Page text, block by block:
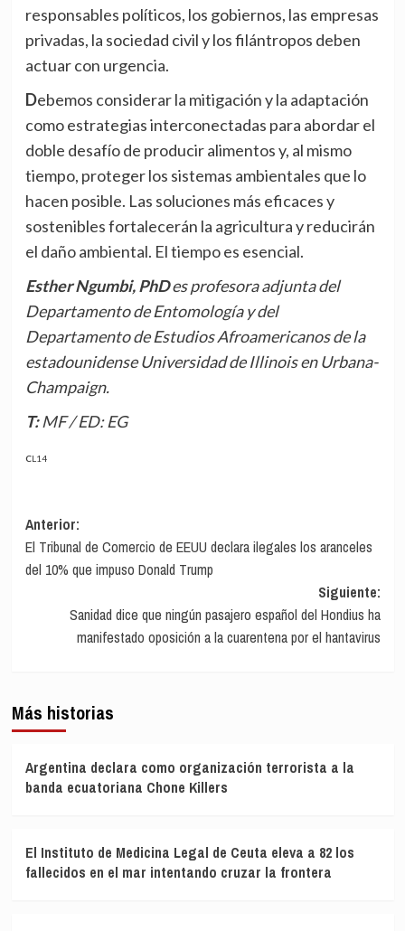
responsables políticos, los gobiernos, las empresas
privadas, la sociedad civil y los filántropos deben
actuar con urgencia.
Debemos considerar la mitigación y la adaptación
como estrategias interconectadas para abordar el
doble desafío de producir alimentos y, al mismo
tiempo, proteger los sistemas ambientales que lo
hacen posible. Las soluciones más eficaces y
sostenibles fortalecerán la agricultura y reducirán
el daño ambiental. El tiempo es esencial.
Esther Ngumbi, PhDes profesora adjunta del
Departamento de Entomología y del
Departamento de Estudios Afroamericanos de la
estadounidense Universidad de Illinois en Urbana-
Champaign.
T: MF / ED: EG
CL14
Navegación
de
entradas
Anterior:
El Tribunal de Comercio de EEUU declara ilegales los aranceles
del 10% que impuso Donald Trump
Siguiente:
Sanidad dice que ningún pasajero español del Hondius ha
manifestado oposición a la cuarentena por el hantavirus
Más historias
Argentina declara como organización terrorista a la
banda ecuatoriana Chone Killers
El Instituto de Medicina Legal de Ceuta eleva a 82 los
fallecidos en el mar intentando cruzar la frontera